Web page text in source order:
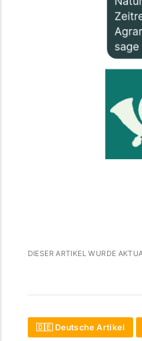
DIESER ARTIKEL WURDE
🇩🇪 Deutsche Artikel